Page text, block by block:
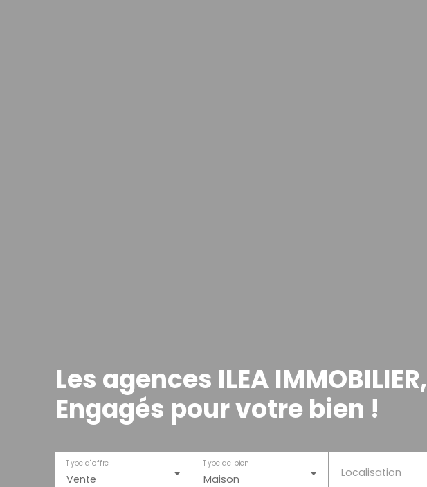
Les agences ILEA IMMOBILIER,
Engagés pour votre bien !
Vente
Type d'offre
Maison
Type de bien
Localisation